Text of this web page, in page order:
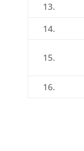
13.
14.
15.
16.